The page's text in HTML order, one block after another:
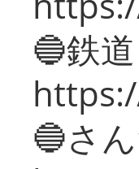
🔵鉄
🔵さ